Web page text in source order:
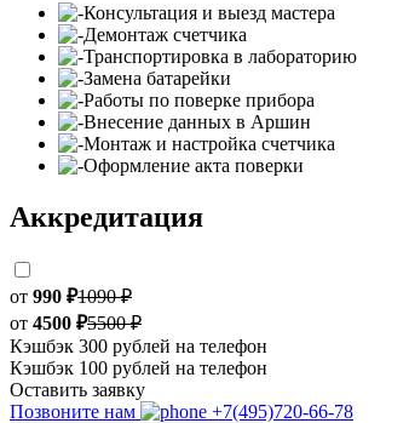
Консультация и выезд мастера
Демонтаж счетчика
Транспортировка в лабораторию
Замена батарейки
Работы по поверке прибора
Внесение данных в Аршин
Монтаж и настройка счетчика
Оформление акта поверки
Аккредитация
от 990 ₽1090 ₽
от 4500 ₽5500 ₽
Кэшбэк 300 рублей на телефон
Кэшбэк 100 рублей на телефон
Оставить заявку
Позвоните нам
+7(495)720-66-78